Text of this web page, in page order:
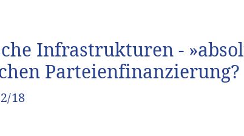
Infrastrukturen -
Parteienfinanzierung?
18